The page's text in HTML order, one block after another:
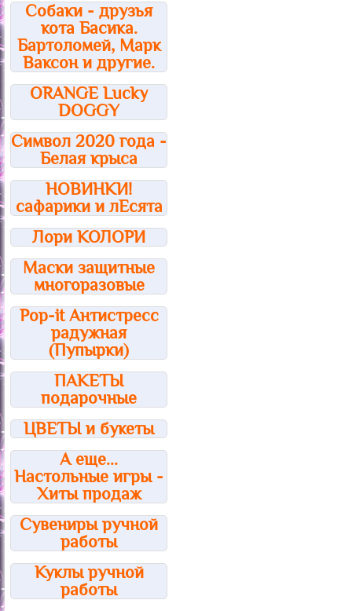
Собаки - друзья
кота Басика.
Бартоломей, Марк
Ваксон и другие.
ORANGE Lucky
DOGGY
Символ 2020 года -
Белая крыса
НОВИНКИ!
сафарики и лЕсята
Лори КОЛОРИ
Маски защитные
многоразовые
Pop-it Антистресс
радужная
(Пупырки)
ПАКЕТЫ
подарочные
ЦВЕТЫ и букеты
А еще...
Настольные игры -
Хиты продаж
Сувениры ручной
работы
Куклы ручной
работы